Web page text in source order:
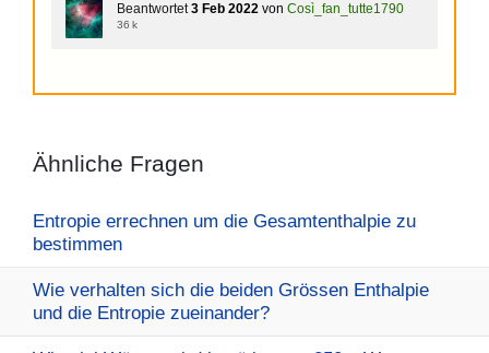
Beantwortet 3 Feb 2022 von Così_fan_tutte1790
36 k
Ähnliche Fragen
Entropie errechnen um die Gesamtenthalpie zu
bestimmen
Wie verhalten sich die beiden Grössen Enthalpie
und die Entropie zueinander?